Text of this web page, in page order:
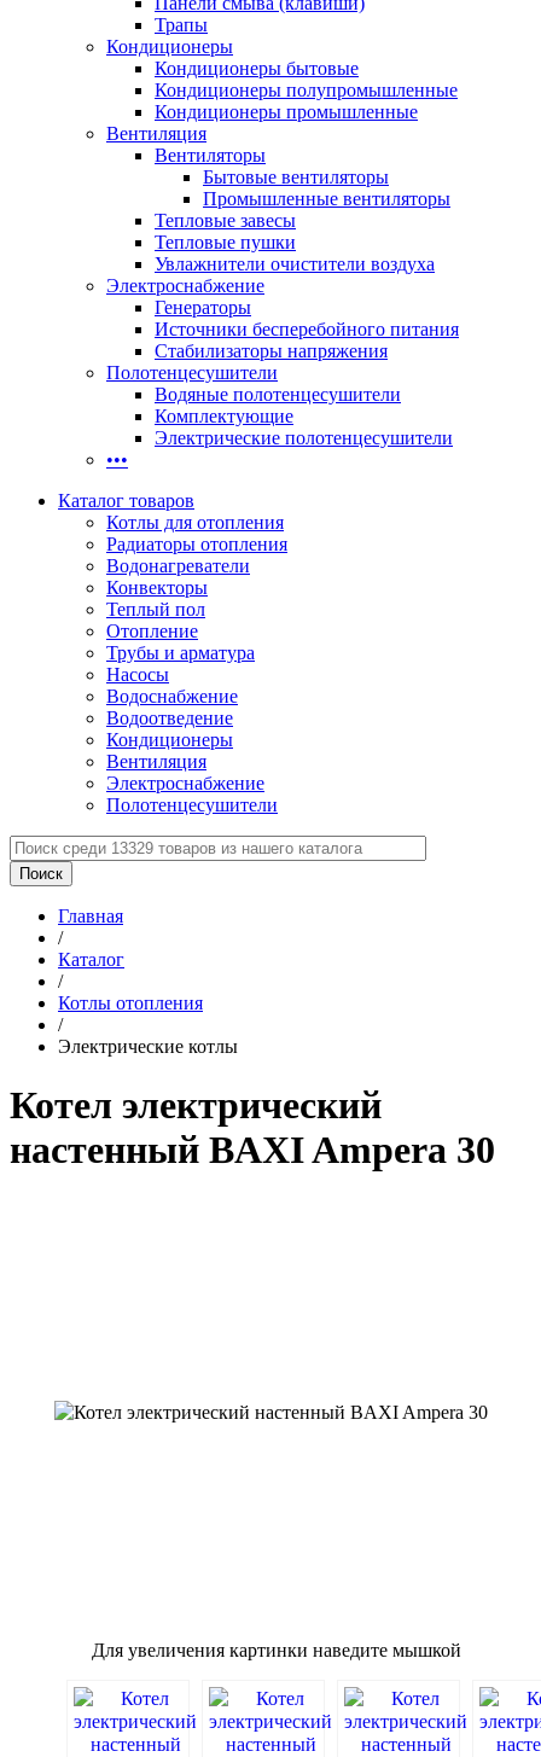
Трапы
Кондиционеры
Кондиционеры бытовые
Кондиционеры полупромышленные
Кондиционеры промышленные
Вентиляция
Вентиляторы
Бытовые вентиляторы
Промышленные вентиляторы
Тепловые завесы
Тепловые пушки
Увлажнители очистители воздуха
Электроснабжение
Генераторы
Источники бесперебойного питания
Стабилизаторы напряжения
Полотенцесушители
Водяные полотенцесушители
Комплектующие
Электрические полотенцесушители
•••
Каталог товаров
Котлы для отопления
Радиаторы отопления
Водонагреватели
Конвекторы
Теплый пол
Отопление
Трубы и арматура
Насосы
Водоснабжение
Водоотведение
Кондиционеры
Вентиляция
Электроснабжение
Полотенцесушители
Главная
/
Каталог
/
Котлы отопления
/
Электрические котлы
Котел электрический
настенный BAXI Ampera 30
Для увеличения картинки наведите мышкой